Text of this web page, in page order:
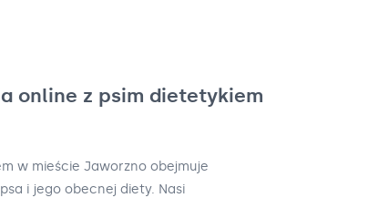
online z psim dietetykiem
w mieście Jaworzno obejmuje
i jego obecnej diety. Nasi